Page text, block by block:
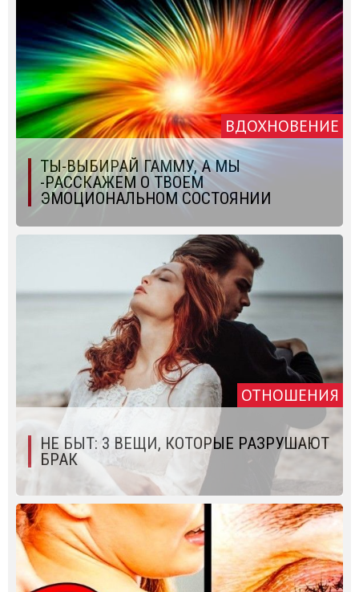
ВДОХНОВЕНИЕ
ТЫ-ВЫБИРАЙ ГАММУ, А МЫ
-РАССКАЖЕМ О ТВОЕМ
ЭМОЦИОНАЛЬНОМ СОСТОЯНИИ
ОТНОШЕНИЯ
НЕ БЫТ: 3 ВЕЩИ, КОТОРЫЕ РАЗРУШАЮТ
БРАК